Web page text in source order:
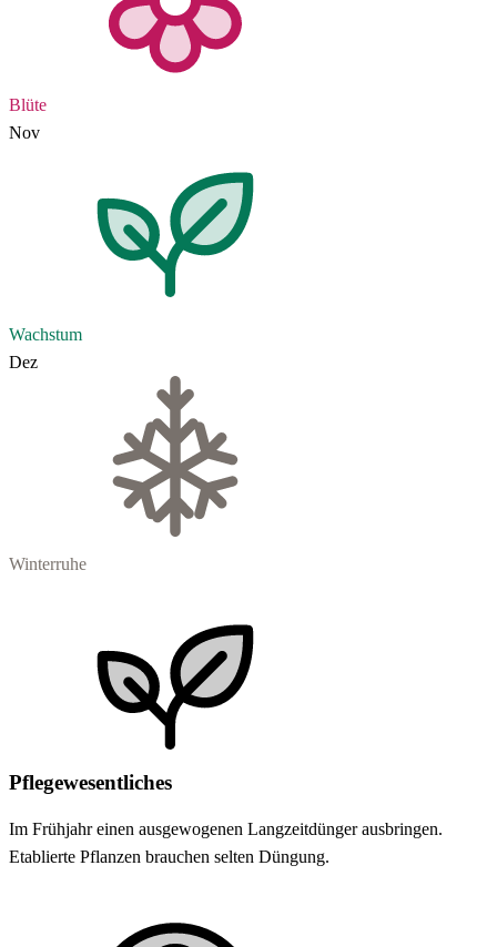
Blüte
Nov
Wachstum
Dez
Winterruhe
Pflegewesentliches
Im Frühjahr einen ausgewogenen Langzeitdünger ausbringen.
Etablierte Pflanzen brauchen selten Düngung.